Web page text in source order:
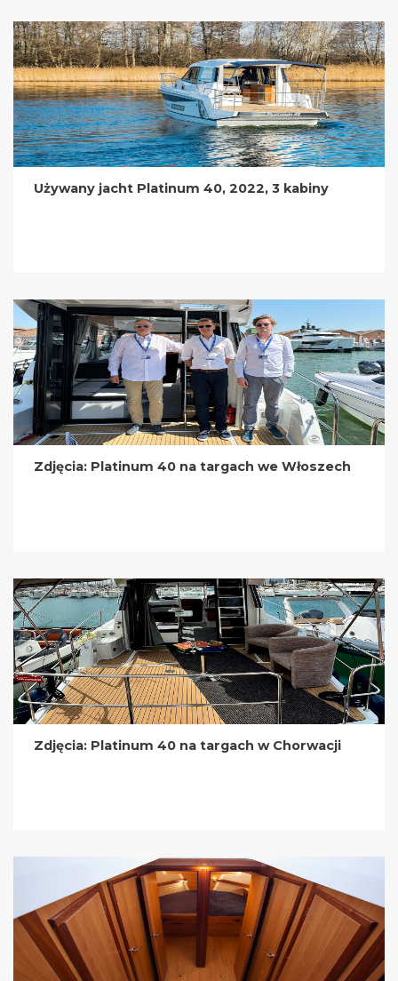
Używany jacht Platinum 40, 2022, 3 kabiny
Zdjęcia: Platinum 40 na targach we Włoszech
Zdjęcia: Platinum 40 na targach w Chorwacji